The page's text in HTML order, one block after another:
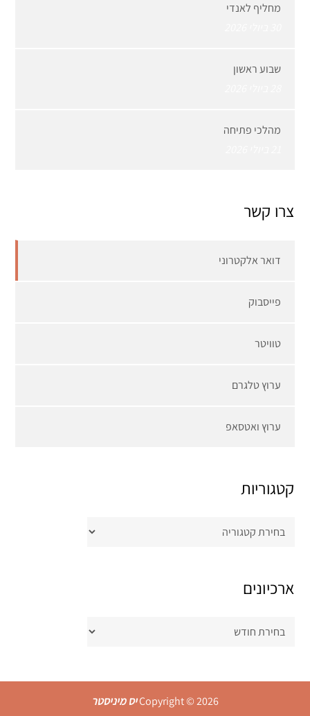
מחליף לאנדי
שבוע ראשון
מהלכי פתיחה
צרו קשר
דואר אלקטרוני
פייסבוק
טוויטר
ערוץ טלגרם
ערוץ ואטסאפ
קטגוריות
קטגוריות
ארכיונים
ארכיונים
Copyright © 2026יס מיניסטר